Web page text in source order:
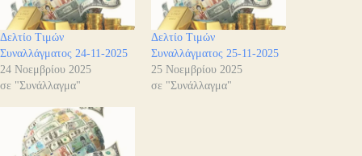
Δελτίο Τιμών
Συναλλάγματος 24-11-2025
24 Νοεμβρίου 2025
σε "Συνάλλαγμα"
Δελτίο Τιμών
Συναλλάγματος 25-11-2025
25 Νοεμβρίου 2025
σε "Συνάλλαγμα"